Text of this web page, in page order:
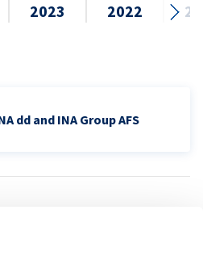
2023 2022
dd and INA Group AFS